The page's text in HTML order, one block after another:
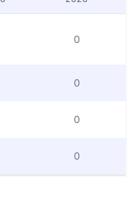
0
0
0
0